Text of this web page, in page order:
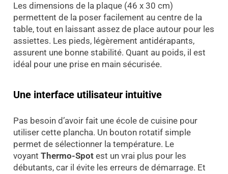
Les dimensions de la plaque (46 x 30 cm)
permettent de la poser facilement au centre de la
table, tout en laissant assez de place autour pour les
assiettes. Les pieds, légèrement antidérapants,
assurent une bonne stabilité. Quant au poids, il est
idéal pour une prise en main sécurisée.
Une interface utilisateur intuitive
Pas besoin d’avoir fait une école de cuisine pour
utiliser cette plancha. Un bouton rotatif simple
permet de sélectionner la température. Le
voyant Thermo-Spotest un vrai plus pour les
débutants, car il évite les erreurs de démarrage. Et